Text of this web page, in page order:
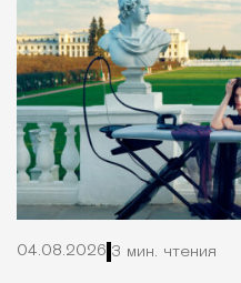
04.08.2026 3 мин. чтения